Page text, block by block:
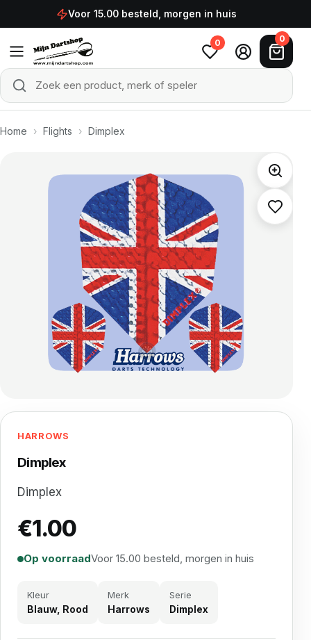
Ga naar de inhoudVoor 15.00 besteld, morgen in huis
Zoek een product, merk of speler
Zoeken
0 0
Home › Flights › Dimplex
HARROWS
Dimplex
Dimplex
€1.00
Op voorraadVoor 15.00 besteld, morgen in huis
Kleur
Blauw, Rood
Merk
Harrows
Serie
Dimplex